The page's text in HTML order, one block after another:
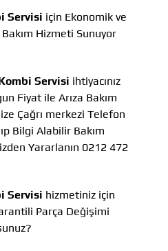
Servisi için Ekonomik ve
Hizmeti Sunuyor
Servisi ihtiyacınız
Fiyat ile Arıza Bakım
Çağrı merkezi Telefon
Bilgi Alabilir Bakım
Yararlanın 0212 472
Servisi hizmetiniz için
Parça Değişimi